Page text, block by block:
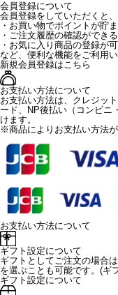
会員登録について
会員登録をしていただくと、
・お買い物でポイントが貯
・ご注文履歴の確認ができる
・お気に入り商品の登録が
など、便利な機能をご利用い
新規会員登録はこちら
お支払い方法について
お支払い方法は、クレジッ
ード、NP後払い（コンビニ
けます。
※商品によりお支払い方法
お支払い方法について
ギフト設定について
ギフトとしてご注文の場合
を選ぶことも可能です。(ギ
ギフト設定について